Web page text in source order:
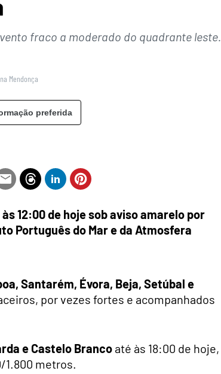
fraco a moderado do quadrante leste.
Mendonça
preferida
12:00 de hoje sob aviso amarelo por
Português do Mar e da Atmosfera
Santarém, Évora, Beja, Setúbal e
por vezes fortes e acompanhados
e Castelo Branco até às 18:00 de hoje,
1.800 metros.